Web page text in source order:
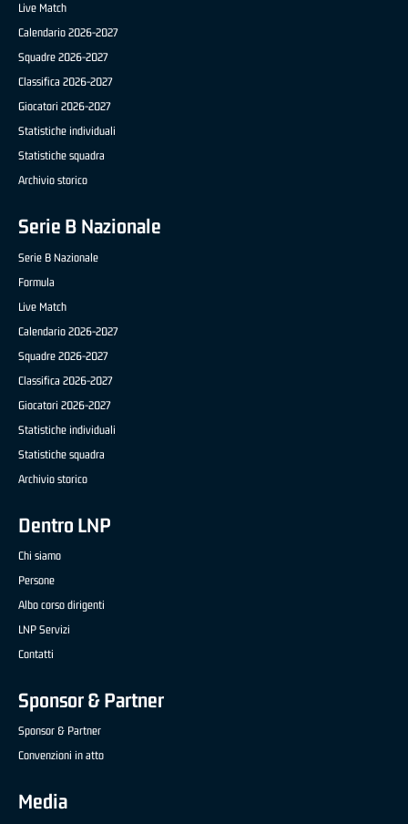
Live Match
Calendario 2026-2027
Squadre 2026-2027
Classifica 2026-2027
Giocatori 2026-2027
Statistiche individuali
Statistiche squadra
Archivio storico
Serie B Nazionale
Serie B Nazionale
Formula
Live Match
Calendario 2026-2027
Squadre 2026-2027
Classifica 2026-2027
Giocatori 2026-2027
Statistiche individuali
Statistiche squadra
Archivio storico
Dentro LNP
Chi siamo
Persone
Albo corso dirigenti
LNP Servizi
Contatti
Sponsor & Partner
Sponsor & Partner
Convenzioni in atto
Media